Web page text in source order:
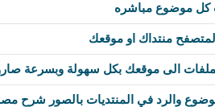
موضوع مباشره
منتداك او موقعك
والرد في المنتديات بالصور شرح مصور